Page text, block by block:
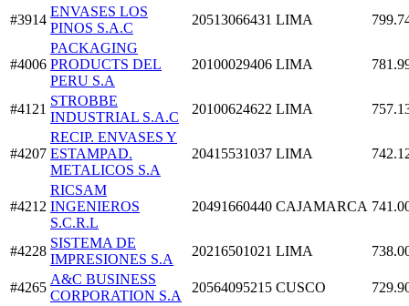
#3914
ENVASES LOS
PINOS S.A.C
20513066431 LIMA
#4006
PACKAGING
PRODUCTS DEL
PERU S.A
20100029406 LIMA
#4121
STROBBE
INDUSTRIAL S.A.C
20100624622 LIMA
#4207
RECIP. ENVASES Y
ESTAMPAD.
METALICOS S.A
20415531037 LIMA
#4212
RICSAM
INGENIEROS
S.C.R.L
20491660440 CAJAMARCA
#4228
SISTEMA DE
IMPRESIONES S.A
20216501021 LIMA
#4265
A&C BUSINESS
CORPORATION S.A
20564095215 CUSCO